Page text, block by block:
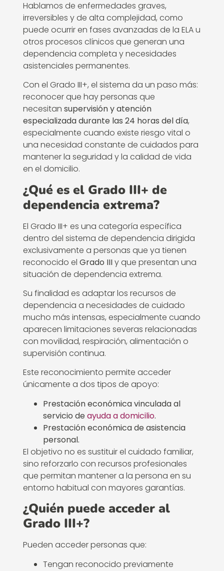
Hablamos de enfermedades graves,
irreversibles y de alta complejidad, como
puede ocurrir en fases avanzadas de la ELA u
otros procesos clínicos que generan una
dependencia completa y necesidades
asistenciales permanentes.
Con el Grado III+, el sistema da un paso más:
reconocer que hay personas que
necesitan supervisión y atención
especializada durante las 24 horas del día,
especialmente cuando existe riesgo vital o
una necesidad constante de cuidados para
mantener la seguridad y la calidad de vida
en el domicilio.
¿Qué es el Grado III+ de
dependencia extrema?
El Grado III+ es una categoría específica
dentro del sistema de dependencia dirigida
exclusivamente a personas que ya tienen
reconocido el Grado IIIy que presentan una
situación de dependencia extrema.
Su finalidad es adaptar los recursos de
dependencia a necesidades de cuidado
mucho más intensas, especialmente cuando
aparecen limitaciones severas relacionadas
con movilidad, respiración, alimentación o
supervisión continua.
Este reconocimiento permite acceder
únicamente a dos tipos de apoyo:
Prestación económica vinculada al
servicio de ayuda a domicilio.
Prestación económica de asistencia
personal.
El objetivo no es sustituir el cuidado familiar,
sino reforzarlo con recursos profesionales
que permitan mantener a la persona en su
entorno habitual con mayores garantías.
¿Quién puede acceder al
Grado III+?
Pueden acceder personas que:
Tengan reconocido previamente